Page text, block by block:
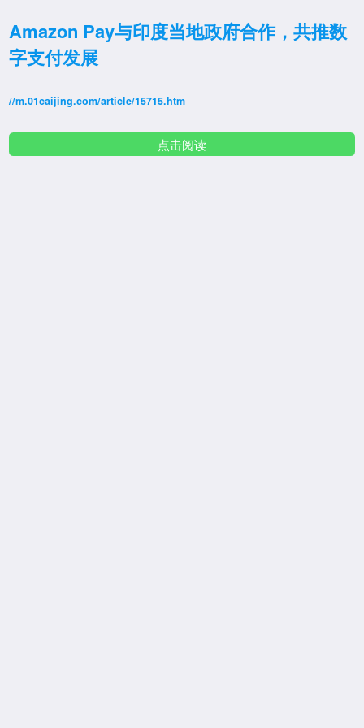
Amazon Pay与印度当地政府合作，共推数
字支付发展
//m.01caijing.com/article/15715.htm
点击阅读